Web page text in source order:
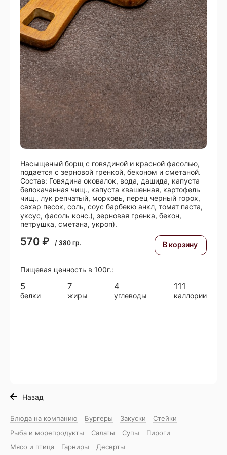
Насыщеный борщ с говядиной и красной фасолью,
подается с зерновой гренкой, беконом и сметаной.
Состав: Говядина оковалок, вода, дашида, капуста
белокачанная чищ., капуста квашенная, картофель
чищ., лук репчатый, морковь, перец черный горох,
сахар песок, соль, соус барбекю анкл, томат паста,
уксус, фасоль конс.), зерновая гренка, бекон,
петрушка, сметана, укроп).
570 ₽ / 380 гр. В корзину
Пищевая ценность в 100г.:
5
белки
7
жиры
4
углеводы
111
каллории
Назад
Блюда на компанию Бургеры Закуски
Стейки
Рыба и морепродукты
Салаты Супы
Пироги
Мясо и птица
Гарниры Десерты